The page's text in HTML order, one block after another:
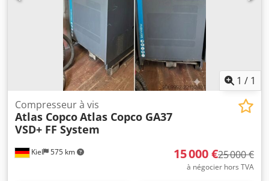
1 / 1
Kiel 575 km
Compresseur à vis
Atlas CopcoAtlas Copco GA37
VSD+ FF System
15 000 €25 000 €
à négocier hors TVA